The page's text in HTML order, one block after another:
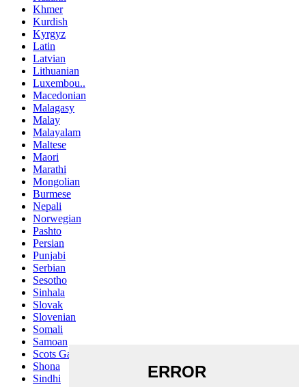
Khmer
Kurdish
Kyrgyz
Latin
Latvian
Lithuanian
Luxembou..
Macedonian
Malagasy
Malay
Malayalam
Maltese
Maori
Marathi
Mongolian
Burmese
Nepali
Norwegian
Pashto
Persian
Punjabi
Serbian
Sesotho
Sinhala
Slovak
Slovenian
Somali
Samoan
Scots Gaelic
Shona
Sindhi